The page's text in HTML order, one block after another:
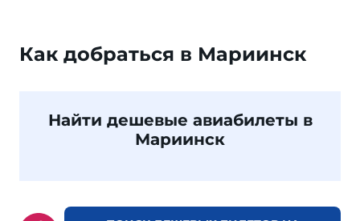
Как добраться в Мариинск
Найти дешевые авиабилеты в
Мариинск